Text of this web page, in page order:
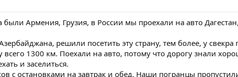
были Армения, Грузия, в России мы проехали на авто
решили посетить эту страну, тем более, у
1300 км. Поехали на авто, потому что дорогу знали
и заселиться.
с остановками на завтрак и обед. Наши погранцы